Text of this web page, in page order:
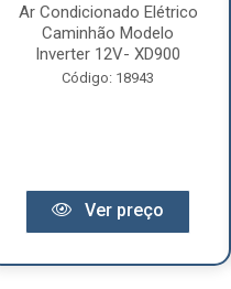
Ar Condicionado Elétrico
Caminhão Modelo
Inverter 12V- XD900
Código: 18943
Ver preço